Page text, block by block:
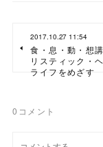
2017.10.27 11:54
食・息・動・想
リスティック・
ライフをめざす
0 コメント